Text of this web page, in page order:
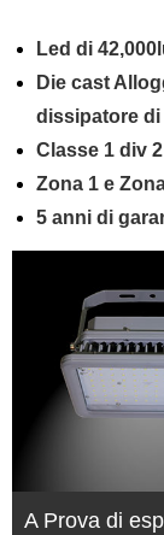
Led di
Die cast
dissipatore
Classe 1 div
Zona 1 e
5 anni di
A Prova di